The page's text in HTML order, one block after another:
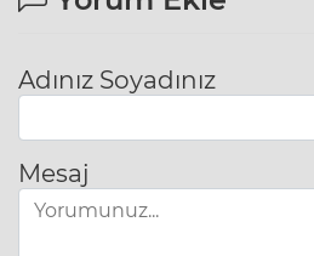
Adınız Soyadınız
Mesaj